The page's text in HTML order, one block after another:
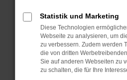
Betriebssystem auf dem
sind.
Veraltete Software birgt
Sicherheitsrisiko, sondern
führen, dass bestimmte
unterstützt werden.
Statistik und Marketing
Diese Technologien
Webseite zu analysieren, um
zu verbessern. Zudem werden
die von dritten
Sie auf anderen Webseiten zu
zu schalten, die für Ihre